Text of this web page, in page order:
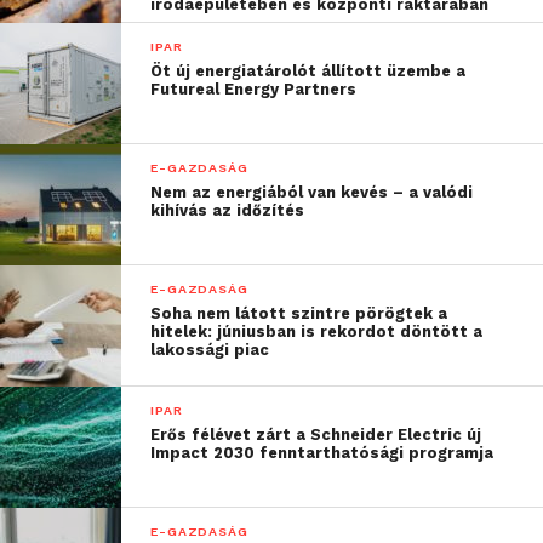
elérhető lesz.
Mindene a csendes
energiahatékonyság
Az energiahatékonyságra és a csendes működésre
irodaépületében és központi raktárában
IPAR
Öt új energiatárolót állított üzembe a
Futureal Energy Partners
E-GAZDASÁG
Nem az energiából van kevés – a valódi
kihívás az időzítés
E-GAZDASÁG
Soha nem látott szintre pörögtek a
hitelek: júniusban is rekordot döntött a
lakossági piac
IPAR
Erős félévet zárt a Schneider Electric új
Impact 2030 fenntarthatósági programja
E-GAZDASÁG